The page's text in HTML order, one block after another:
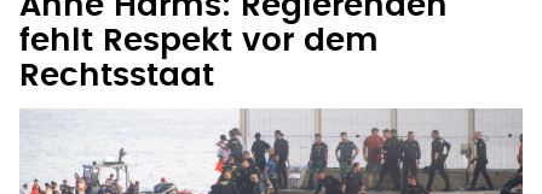
fehlt Respekt vor dem
Rechtsstaat